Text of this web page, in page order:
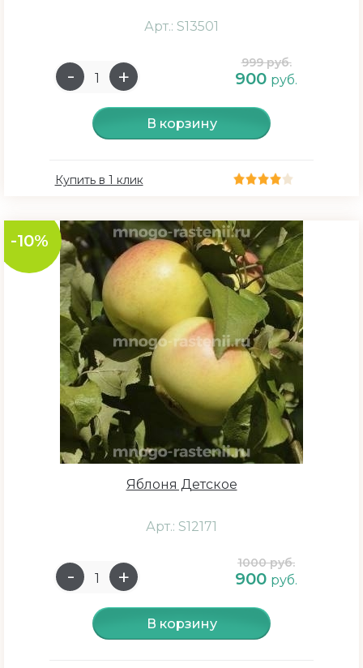
Арт.: S13501
999 руб.
900 руб.
В корзину
Купить в 1 клик
-10%
Яблоня Детское
Арт.: S12171
1000 руб.
900 руб.
В корзину